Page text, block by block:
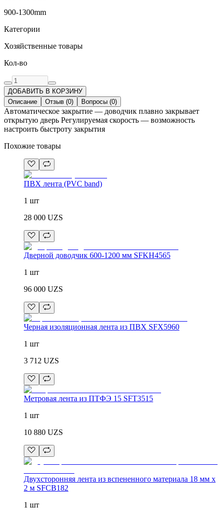
900-1300mm
Категории
Хозяйственные товары
Кол-во
ДОБАВИТЬ В КОРЗИНУ
Описание
Отзыв (0) Вопросы (0)
Автоматическое закрытие — доводчик плавно закрывает
открытую дверь Регулируемая скорость — возможность
настроить быстроту закрытия
Похожие товары
ПВХ лента (PVC band)
1 шт
28 000 UZS
Дверной доводчик 600-1200 мм SFKH4565
1 шт
96 000 UZS
Черная изоляционная лента из ПВХ SFX5960
1 шт
3 712 UZS
Метровая лента из ПТФЭ 15 SFT3515
1 шт
10 880 UZS
Двухсторонняя лента из вспененного материала 18 мм x
2 м SFCB182
1 шт